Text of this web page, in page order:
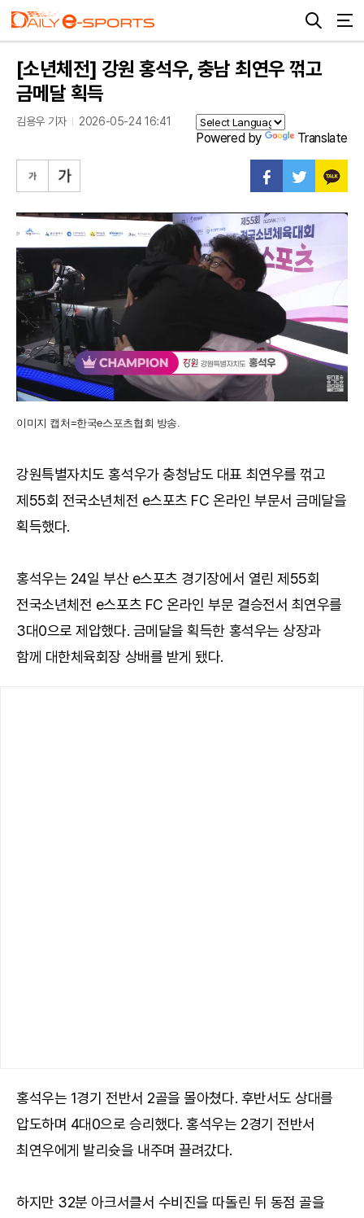
[소년체전] 강원 홍석우, 충남 최연우 꺾고
금메달 획득
김용우 기자 2026-05-24 16:41
Powered by Translate
이미지 캡처=한국e스포츠협회 방송.
강원특별자치도 홍석우가 충청남도 대표 최연우를 꺾고
제55회 전국소년체전 e스포츠 FC 온라인 부문서 금메달을
획득했다.
홍석우는 24일 부산 e스포츠 경기장에서 열린 제55회
전국소년체전 e스포츠 FC 온라인 부문 결승전서 최연우를
3대0으로 제압했다. 금메달을 획득한 홍석우는 상장과
함께 대한체육회장 상배를 받게 됐다.
홍석우는 1경기 전반서 2골을 몰아쳤다. 후반서도 상대를
압도하며 4대0으로 승리했다. 홍석우는 2경기 전반서
최연우에게 발리슛을 내주며 끌려갔다.
하지만 32분 아크서클서 수비진을 따돌린 뒤 동점 골을